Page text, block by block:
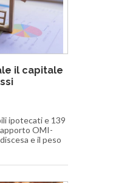
il capitale
ipotecati e 139
OMI-
e il peso